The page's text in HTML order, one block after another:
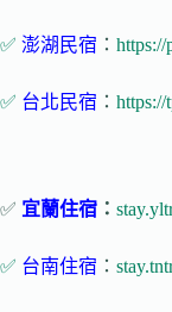
✅ 澎湖民宿 ： https://
✅ 台北民宿 ： https://
✅ 宜蘭住宿 ：
✅ 台南住宿 ：